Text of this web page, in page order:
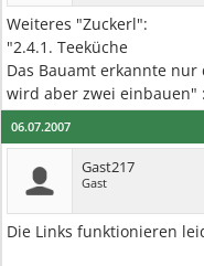
Weiteres "Zuckerl":
"2.4.1. Teeküche
Das Bauamt erkannte
wird aber zwei einbauen"
06.07.2007
Gast217
Gast
Die Links funktionieren